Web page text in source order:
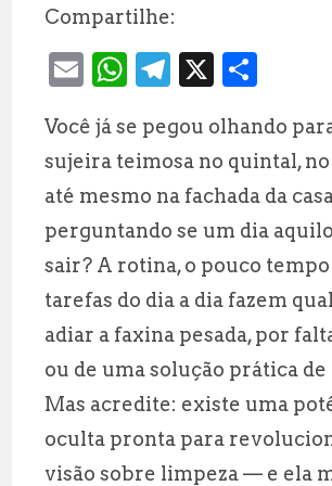
Compartilhe:
E
ai
l
W
at
s
A
p
p
T
e
g
r
a
m
X
a
r
e
Você já se pegou olhando
sujeira teimosa no quintal,
até mesmo na fachada da
perguntando se um dia
sair? A rotina, o pouco
tarefas do dia a dia fazem
adiar a faxina pesada, por
ou de uma solução prática de
Mas acredite: existe uma
oculta pronta para
visão sobre limpeza — e ela